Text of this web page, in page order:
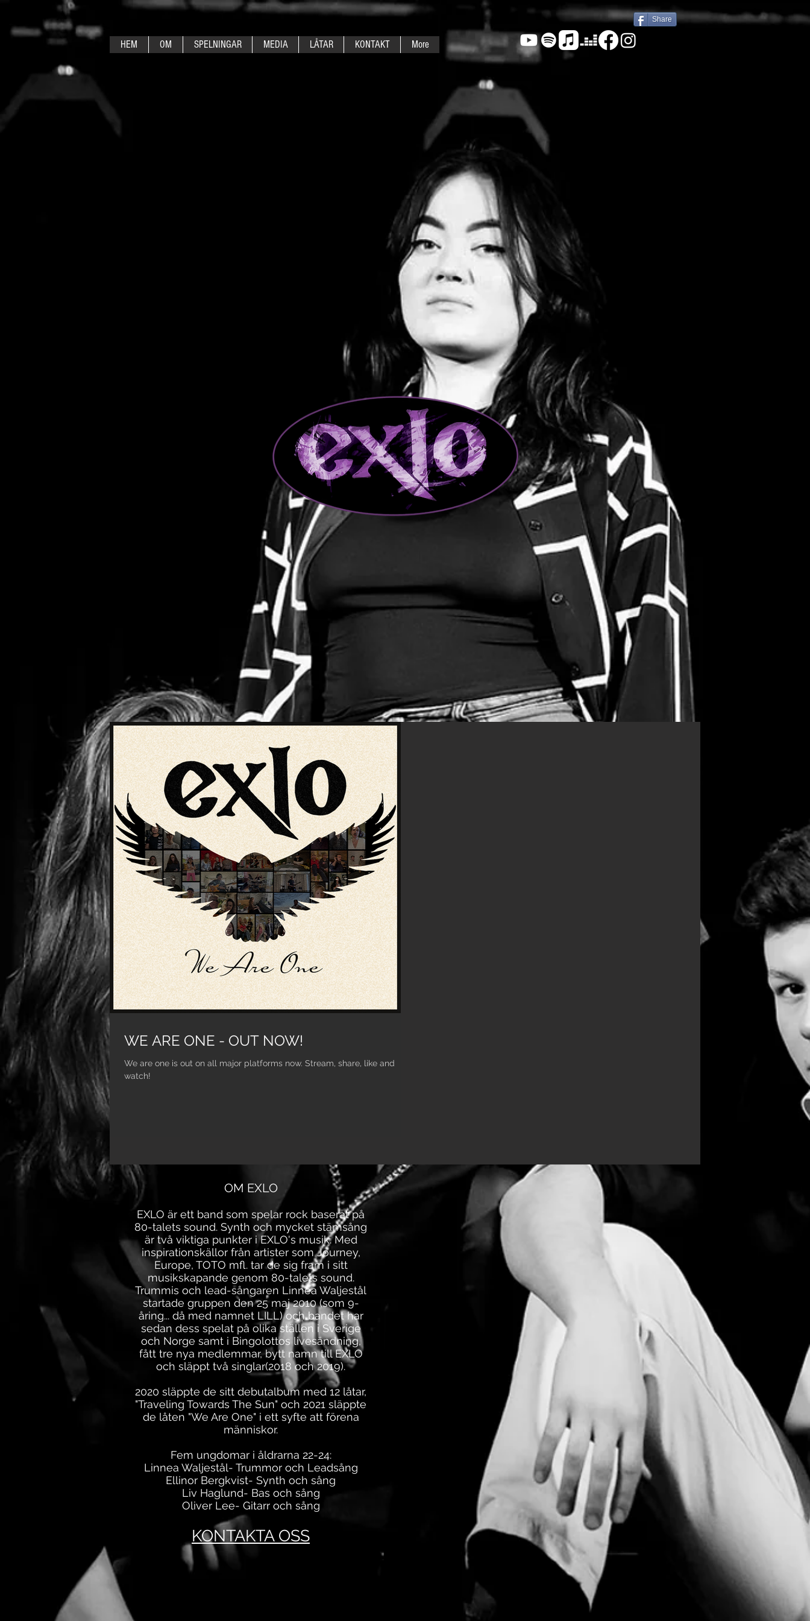
Share
HEM OM SPELNINGAR MEDIA LÅTAR KONTAKT More
WE ARE ONE - OUT NOW!
We are one is out on all major platforms now. Stream, share, like and
watch!
OM EXLO
EXLO är ett band som spelar rock baserat på
80-talets sound. Synth och mycket stämsång
är två viktiga punkter i EXLO's musik. Med
inspirationskällor från artister som Journey,
Europe, TOTO mfl. tar de sig fram i sitt
musikskapande genom 80-talets sound.
Trummis och lead-sångaren Linnea Waljestål
startade gruppen den 25 maj 2010 (som 9-
åring... då med namnet LILL) och bandet har
sedan dess spelat på olika ställen i Sverige
och Norge samt i Bingolottos livesändning,
fått tre nya medlemmar, bytt namn till EXLO
och släppt två singlar(2018 och 2019).
2020 släppte de sitt debutalbum med 12 låtar,
"Traveling Towards The Sun" och 2021 släppte
de låten "We Are One" i ett syfte att förena
människor.
Fem ungdomar i åldrarna 22-24:
Linnea Waljestål- Trummor och Leadsång
Ellinor Bergkvist- Synth och sång
Liv Haglund- Bas och sång
Oliver Lee- Gitarr och sång
KONTAKTA OSS